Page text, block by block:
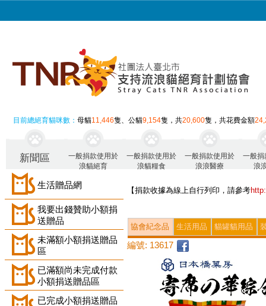
目前總絕育貓咪數：母貓11,446隻、公貓9,154隻，共20,600隻，共花費金額
新聞區
一般捐款使用於
浪貓絕育
一般捐款使用於
浪貓糧食
一般捐款使用於
浪浪醫療
一般捐
浪
生活贈品網
我要出錢贊助小額捐
送贈品
未滿額小額捐送贈品
區
已滿額尚未完成付款
小額捐送贈品區
已完成小額捐送贈品
【捐款收據為線上自行列印，請參考
協會紀念品 生活用品 貓罐貓用品
編號: 13617